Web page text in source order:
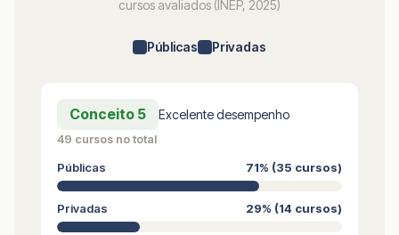
cursos avaliados (INEP, 2025)
Públicas Privadas
Conceito 5 Excelente desempenho
49 cursos no total
Públicas 71% (35 cursos)
Privadas 29% (14 cursos)